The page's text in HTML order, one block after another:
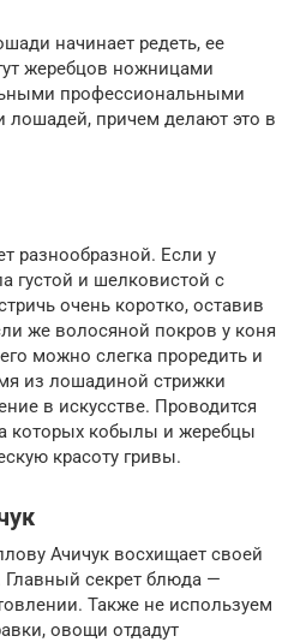
начинает редеть, ее
жеребцов ножницами
профессиональными
причем делают это в
разнообразной. Если у
густой и шелковистой с
очень коротко, оставив
же волосяной покров у коня
можно слегка проредить и
из лошадиной стрижки
в искусстве. Проводится
которых кобылы и жеребцы
красоту гривы.
Ачичук восхищает своей
Главный секрет блюда —
Также не используем
овощи отдадут